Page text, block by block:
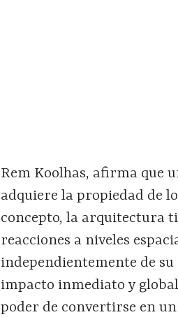
Rem Koolhas, afirma que
adquiere la propiedad de lo
concepto, la arquitectura
reacciones a niveles
independientemente de
impacto inmediato y
poder de convertirse en un